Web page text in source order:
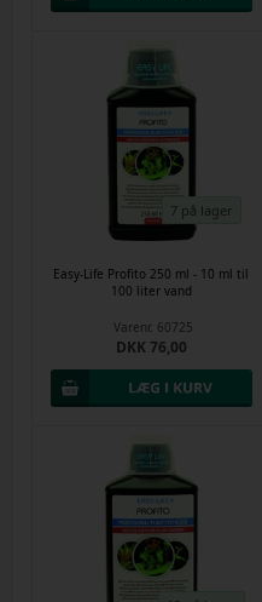
7 på lager
Easy-Life Profito 250 ml - 10 ml til
100 liter vand
Varenr. 60725
DKK 76,00